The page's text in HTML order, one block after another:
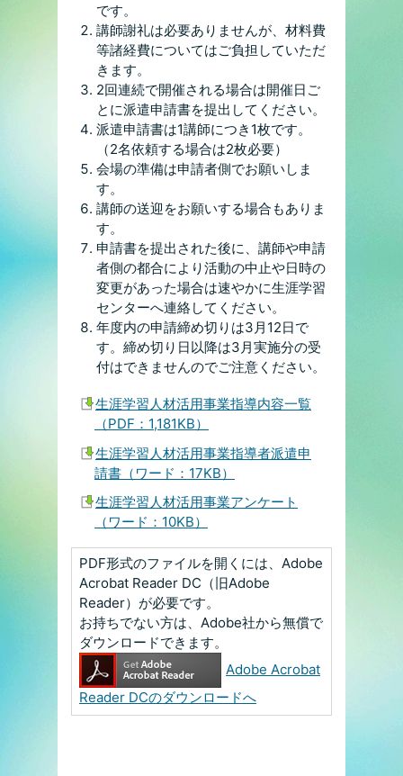
です。
講師謝礼は必要ありませんが、材料費
等諸経費についてはご負担していただ
きます。
2回連続で開催される場合は開催日ご
とに派遣申請書を提出してください。
派遣申請書は1講師につき1枚です。
（2名依頼する場合は2枚必要）
会場の準備は申請者側でお願いしま
す。
講師の送迎をお願いする場合もありま
す。
申請書を提出された後に、講師や申請
者側の都合により活動の中止や日時の
変更があった場合は速やかに生涯学習
センターへ連絡してください。
年度内の申請締め切りは3月12日で
す。締め切り日以降は3月実施分の受
付はできませんのでご注意ください。
生涯学習人材活用事業指導内容一覧
（PDF：1,181KB）
生涯学習人材活用事業指導者派遣申
請書（ワード：17KB）
生涯学習人材活用事業アンケート
（ワード：10KB）
PDF形式のファイルを開くには、Adobe
Acrobat Reader DC（旧Adobe
Reader）が必要です。
お持ちでない方は、Adobe社から無償で
ダウンロードできます。
Adobe Acrobat
Reader DCのダウンロードへ